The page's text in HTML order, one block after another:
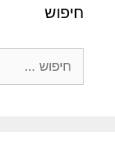
חיפוש